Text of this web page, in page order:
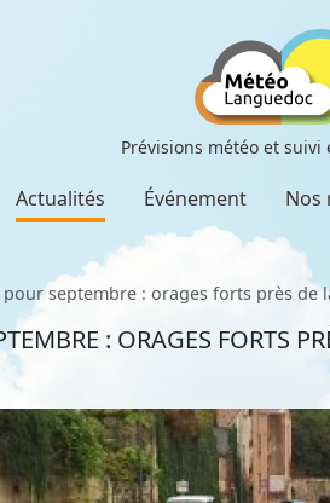
Prévisions météo et suivi
Actualités Événement Nos
pour septembre : orages forts près de
: ORAGES FORTS